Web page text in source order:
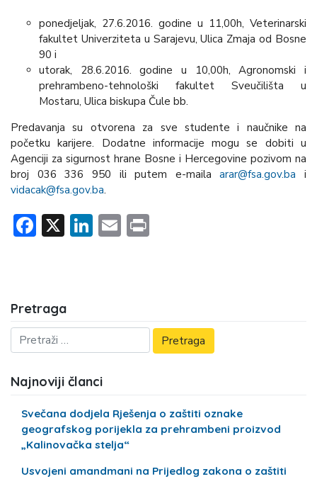
ponedjeljak, 27.6.2016. godine u 11,00h, Veterinarski
fakultet Univerziteta u Sarajevu, Ulica Zmaja od Bosne
90 i
utorak, 28.6.2016. godine u 10,00h, Agronomski i
prehrambeno-tehnološki fakultet Sveučilišta u
Mostaru, Ulica biskupa Čule bb.
Predavanja su otvorena za sve studente i naučnike na
početku karijere. Dodatne informacije mogu se dobiti u
Agenciji za sigurnost hrane Bosne i Hercegovine pozivom na
broj 036 336 950 ili putem e-mailaarar@fsa.gov.ba i
vidacak@fsa.gov.ba.
Facebook
X LinkedIn
Email
Pretraga
Najnoviji članci
Svečana dodjela Rješenja o zaštiti oznake
geografskog porijekla za prehrambeni proizvod
„Kalinovačka stelja“
Usvojeni amandmani na Prijedlog zakona o zaštiti